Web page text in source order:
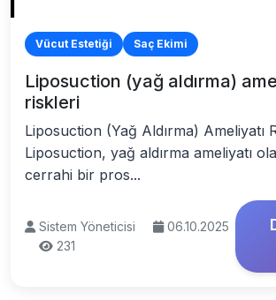
Vücut Estetiği Saç Ekimi
Liposuction (yağ aldırma)
riskleri
Liposuction (Yağ Aldırma) Ameliyatı
Liposuction, yağ aldırma ameliyatı
cerrahi bir pros...
Sistem Yöneticisi
06.10.2025
231